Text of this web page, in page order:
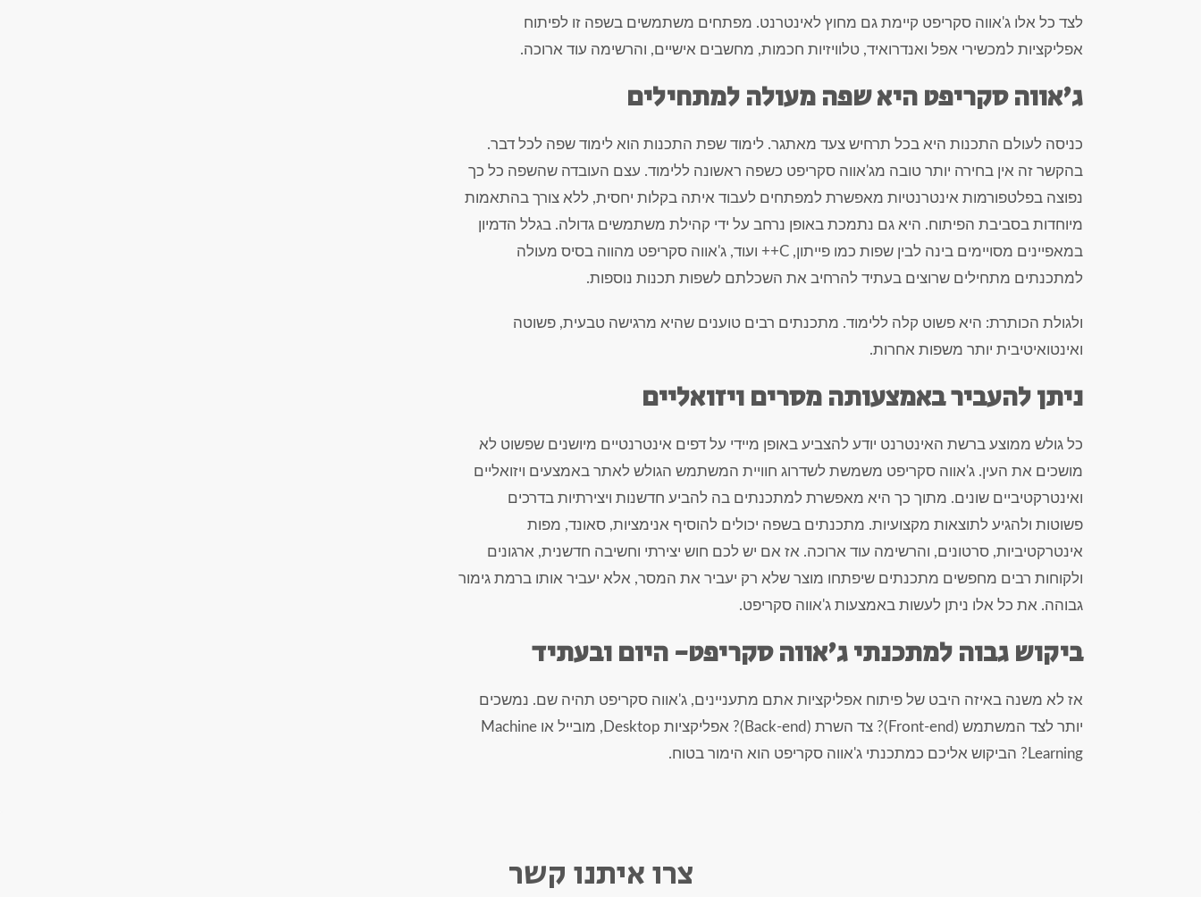
לצד כל אלו ג'אווה סקריפט קיימת גם מחוץ לאינטרנט. מפתחים משתמשים בשפה זו לפיתוח
אפליקציות למכשירי אפל ואנדרואיד, טלוויזיות חכמות, מחשבים אישיים, והרשימה עוד ארוכה.
ג'אווה סקריפט היא שפה מעולה למתחילים
כניסה לעולם התכנות היא בכל תרחיש צעד מאתגר. לימוד שפת התכנות הוא לימוד שפה לכל דבר.
בהקשר זה אין בחירה יותר טובה מג'אווה סקריפט כשפה ראשונה ללימוד. עצם העובדה שהשפה כל כך
נפוצה בפלטפורמות אינטרנטיות מאפשרת למפתחים לעבוד איתה בקלות יחסית, ללא צורך בהתאמות
מיוחדות בסביבת הפיתוח. היא גם נתמכת באופן נרחב על ידי קהילת משתמשים גדולה. בגלל הדמיון
במאפיינים מסויימים בינה לבין שפות כמו פייתון, C++ ועוד, ג'אווה סקריפט מהווה בסיס מעולה
למתכנתים מתחילים שרוצים בעתיד להרחיב את השכלתם לשפות תכנות נוספות.
ולגולת הכותרת: היא פשוט קלה ללימוד. מתכנתים רבים טוענים שהיא מרגישה טבעית, פשוטה
ואינטואיטיבית יותר משפות אחרות.
ניתן להעביר באמצעותה מסרים ויזואליים
כל גולש ממוצע ברשת האינטרנט יודע להצביע באופן מיידי על דפים אינטרנטיים מיושנים שפשוט לא
מושכים את העין. ג'אווה סקריפט משמשת לשדרוג חוויית המשתמש הגולש לאתר באמצעים ויזואליים
ואינטרקטיביים שונים. מתוך כך היא מאפשרת למתכנתים בה להביע חדשנות ויצירתיות בדרכים
פשוטות ולהגיע לתוצאות מקצועיות. מתכנתים בשפה יכולים להוסיף אנימציות, סאונד, מפות
אינטרקטיביות, סרטונים, והרשימה עוד ארוכה. אז אם יש לכם חוש יצירתי וחשיבה חדשנית, ארגונים
ולקוחות רבים מחפשים מתכנתים שיפתחו מוצר שלא רק יעביר את המסר, אלא יעביר אותו ברמת גימור
גבוהה. את כל אלו ניתן לעשות באמצעות ג'אווה סקריפט.
ביקוש גבוה למתכנתי ג'אווה סקריפט- היום ובעתיד
אז לא משנה באיזה היבט של פיתוח אפליקציות אתם מתעניינים, ג'אווה סקריפט תהיה שם. נמשכים
יותר לצד המשתמש (Front-end)? צד השרת (Back-end)? אפליקציות Desktop, מובייל או Machine
Learning? הביקוש אליכם כמתכנתי ג'אווה סקריפט הוא הימור בטוח.
צרו איתנו קשר